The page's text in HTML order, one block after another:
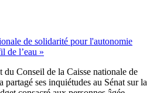
de solidarité pour l'autonomie
de l’eau »
du Conseil de la Caisse nationale de
ses inquiétudes au Sénat sur la